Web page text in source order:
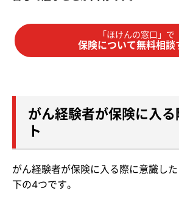
「ほけんの窓口」で
保険について無料相談
がん経験者が保険に入
ト
がん経験者が保険に入る際に意識し
下の4つです。